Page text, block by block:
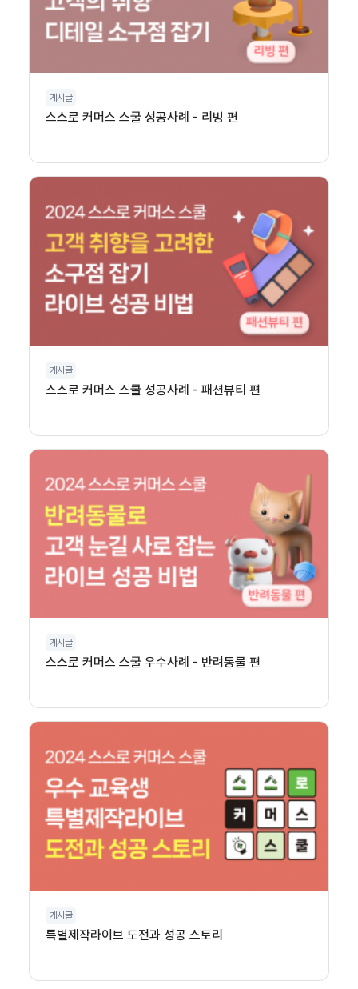
게시글
스스로 커머스 스쿨 성공사례 - 리빙 편
게시글
스스로 커머스 스쿨 성공사례 - 패션뷰티 편
게시글
스스로 커머스 스쿨 우수사례 - 반려동물 편
게시글
특별제작라이브 도전과 성공 스토리